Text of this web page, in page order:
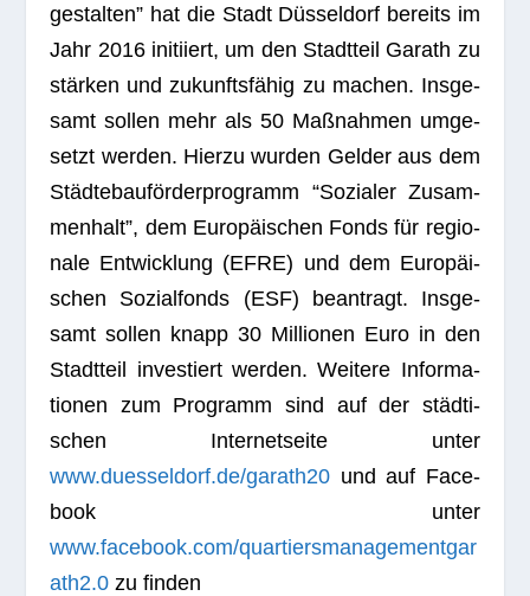
gestal­ten” hat die Stadt Düs­sel­dorf bereits im
Jahr 2016 initi­iert, um den Stadt­teil Garath zu
stär­ken und zukunfts­fä­hig zu machen. Ins­ge­
samt sol­len mehr als 50 Maß­nah­men umge­
setzt wer­den. Hierzu wur­den Gel­der aus dem
Städ­te­bau­för­der­pro­gramm “Sozia­ler Zusam­
men­halt”, dem Euro­päi­schen Fonds für regio­
nale Ent­wick­lung (EFRE) und dem Euro­päi­
schen Sozi­al­fonds (ESF) bean­tragt. Ins­ge­
samt sol­len knapp 30 Mil­lio­nen Euro in den
Stadt­teil inves­tiert wer­den. Wei­tere Infor­ma­
tio­nen zum Pro­gramm sind auf der städ­ti­
schen Inter­net­seite unter
www.duesseldorf.de/garath20 und auf Face­
book unter
www.facebook.com/quartiersmanagementgar
ath2.0 zu finden